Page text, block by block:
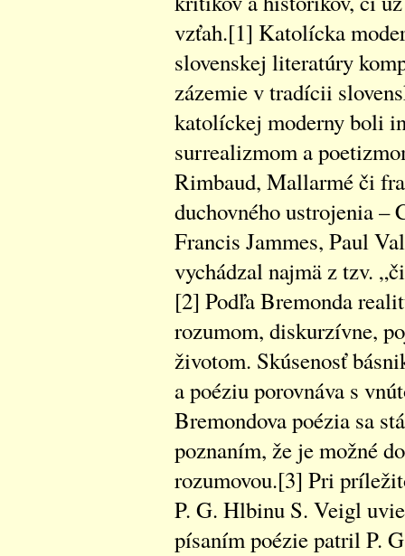
vzťah.[1] Katolícka
slovenskej literatúry
zázemie v tradícii
katolíckej moderny boli
surrealizmom a
Rimbaud, Mallarmé či
duchovného ustrojenia –
Francis Jammes, Paul
vychádzal najmä z tzv.
[2] Podľa Bremonda
rozumom, diskurzívne,
životom. Skúsenosť
a poéziu porovnáva s
Bremondova poézia sa
poznaním, že je možné
rozumovou.[3] Pri
P. G. Hlbinu S. Veigl
písaním poézie patril P.